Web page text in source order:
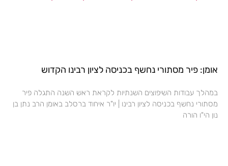
אומן: פיר מסתורי נחשף בכניסה לציון רבינו הקדוש
במהלך עבודות השיפוצים השנתיות לקראת ראש השנה התגלה פיר
מסתורי נחשף בכניסה לציון רבינו | יו"ר איחוד ברסלב באומן הרב נתן בן
נון הי"ו הורה